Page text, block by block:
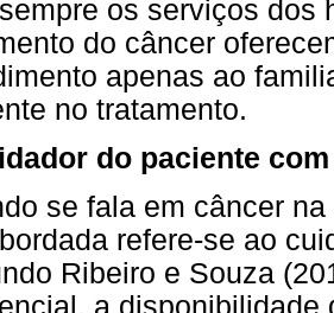
os serviços dos
do câncer
apenas ao
no tratamento.
do paciente
se fala em câncer
refere-se ao
Ribeiro e Souza